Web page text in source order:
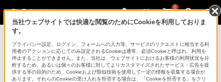
0
SLT-A33
当社ウェブサイトでは快適な閲覧のためにCookieを利用しておりま
す。
プライバシー設定、ログイン、フォームへの入力等、サービスのリクエストに相当する利
用者のアクションに応じてのみ設定されるCookieは通常、必須Cookieと呼ばれ、利用を
停止することができません。また、当社は、ウェブサイトにおけるお客様の利用状況を分
析するため、あるいは個々のお客様に対してよりカスタマイズされたサービス・広告を提
供する等の目的のため、Cookieおよび類似技術を使用して一定の情報を収集する場合が
あります。それらのCookieの受け入れを拒否する場合は、「Cookieを拒否する」をクリ